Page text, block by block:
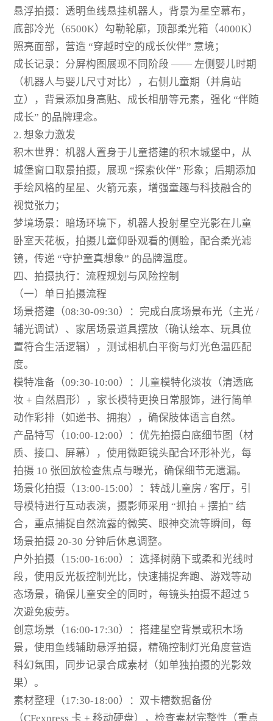
悬浮拍摄：透明鱼线悬挂机器人，背景为星空幕布，
底部冷光（6500K）勾勒轮廓，顶部柔光箱（4000K）
照亮面部，营造 “穿越时空的成长伙伴” 意境；
成长记录：分屏构图展现不同阶段 —— 左侧婴儿时期
（机器人与婴儿尺寸对比），右侧儿童期（并肩站
立），背景添加身高贴、成长相册等元素，强化 “伴随
成长” 的品牌理念。
2. 想象力激发
积木世界：机器人置身于儿童搭建的积木城堡中，从
城堡窗口取景拍摄，展现 “探索伙伴” 形象；后期添加
手绘风格的星星、火箭元素，增强童趣与科技融合的
视觉张力；
梦境场景：暗场环境下，机器人投射星空光影在儿童
卧室天花板，拍摄儿童仰卧观看的侧脸，配合柔光滤
镜，传递 “守护童真想象” 的品牌温度。
四、拍摄执行：流程规划与风险控制
（一）单日拍摄流程
场景搭建（08:30-09:30）：完成白底场景布光（主光 /
辅光调试）、家居场景道具摆放（确认绘本、玩具位
置符合生活逻辑），测试相机白平衡与灯光色温匹配
度。
模特准备（09:30-10:00）：儿童模特化淡妆（清透底
妆 + 自然眉形），家长模特更换日常服饰，进行简单
动作彩排（如递书、拥抱），确保肢体语言自然。
产品特写（10:00-12:00）：优先拍摄白底细节图（材
质、接口、屏幕），使用微距镜头配合环形补光，每
拍摄 10 张回放检查焦点与曝光，确保细节无遗漏。
场景化拍摄（13:00-15:00）：转战儿童房 / 客厅，引
导模特进行互动表演，摄影师采用 “抓拍 + 摆拍” 结
合，重点捕捉自然流露的微笑、眼神交流等瞬间，每
场景拍摄 20-30 分钟后休息调整。
户外拍摄（15:00-16:00）：选择树荫下或柔和光线时
段，使用反光板控制光比，快速捕捉奔跑、游戏等动
态场景，确保儿童安全的同时，每镜头拍摄不超过 5
次避免疲劳。
创意场景（16:00-17:30）：搭建星空背景或积木场
景，使用鱼线辅助悬浮拍摄，精确控制灯光角度营造
科幻氛围，同步记录合成素材（如单独拍摄的光影效
果）。
素材整理（17:30-18:00）：双卡槽数据备份
（CFexpress 卡 + 移动硬盘），检查素材完整性（重点